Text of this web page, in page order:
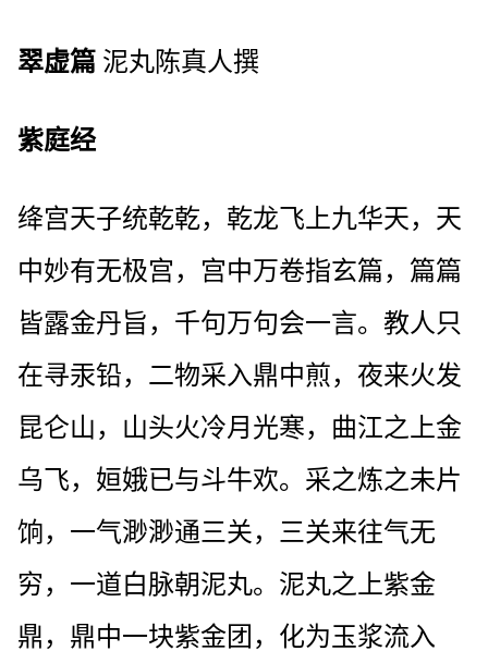
翠虚篇 泥丸陈真人撰
紫庭经
绛宫天子统乾乾，乾龙飞上九华天，天
中妙有无极宫，宫中万卷指玄篇，篇篇
皆露金丹旨，千句万句会一言。教人只
在寻汞铅，二物采入鼎中煎，夜来火发
昆仑山，山头火冷月光寒，曲江之上金
乌飞，姮娥已与斗牛欢。采之炼之未片
饷，一气渺渺通三关，三关来往气无
穷，一道白脉朝泥丸。泥丸之上紫金
鼎，鼎中一块紫金团，化为玉浆流入